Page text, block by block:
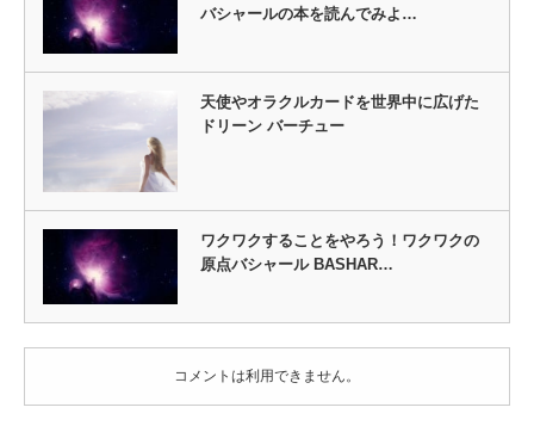
バシャールの本を読んでみよ…
天使やオラクルカードを世界中に広げた
ドリーン バーチュー
ワクワクすることをやろう！ワクワクの
原点バシャール BASHAR…
コメントは利用できません。